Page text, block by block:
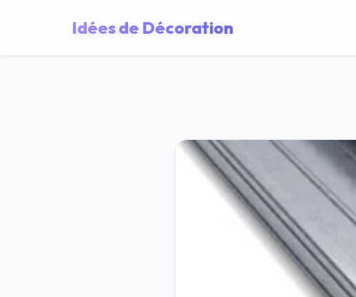
Idées de Décoration